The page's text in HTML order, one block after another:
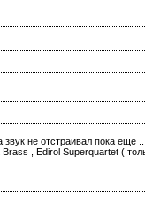
звук не отстраивал пока
, Edirol Superquartet (